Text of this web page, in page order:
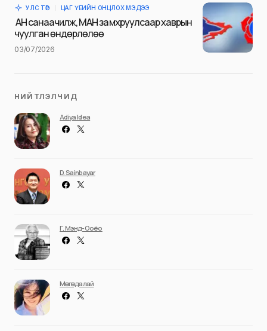
Илгээх
УЛС ТӨР ЦАГ ҮЕИЙН ОНЦЛОХ МЭДЭЭ
АН санаачилж, МАН замхруулсаар хаврын
чуулган өндөрлөлөө
03/07/2026
НИЙТЛЭЛЧИД
Adiya Idea
D. Sainbayar
Г. Мэнд-Ооёо
Мөнгөндалай